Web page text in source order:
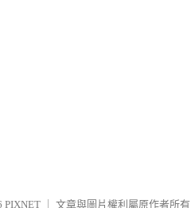
PIXNET 文章與圖片權利屬原作者所有